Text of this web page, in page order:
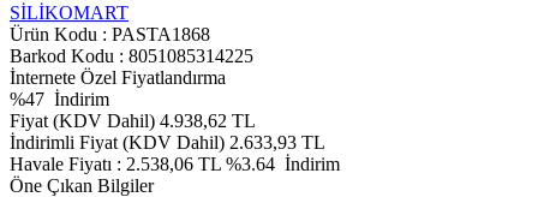
SİLİKOMART
Ürün Kodu : PASTA1868
Barkod Kodu : 8051085314225
İnternete Özel Fiyatlandırma
%47 İndirim
Fiyat (KDV Dahil) 4.938,62 TL
İndirimli Fiyat (KDV Dahil) 2.633,93 TL
Havale Fiyatı : 2.538,06 TL %3.64 İndirim
Öne Çıkan Bilgiler